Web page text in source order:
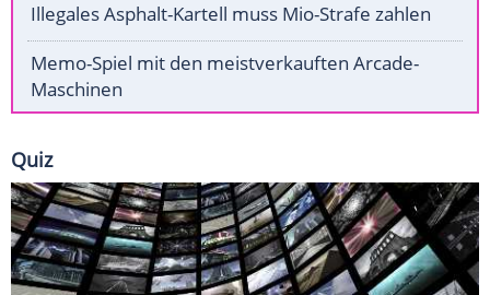
Illegales Asphalt-Kartell muss Mio-Strafe zahlen
Memo-Spiel mit den meistverkauften Arcade-
Maschinen
Quiz